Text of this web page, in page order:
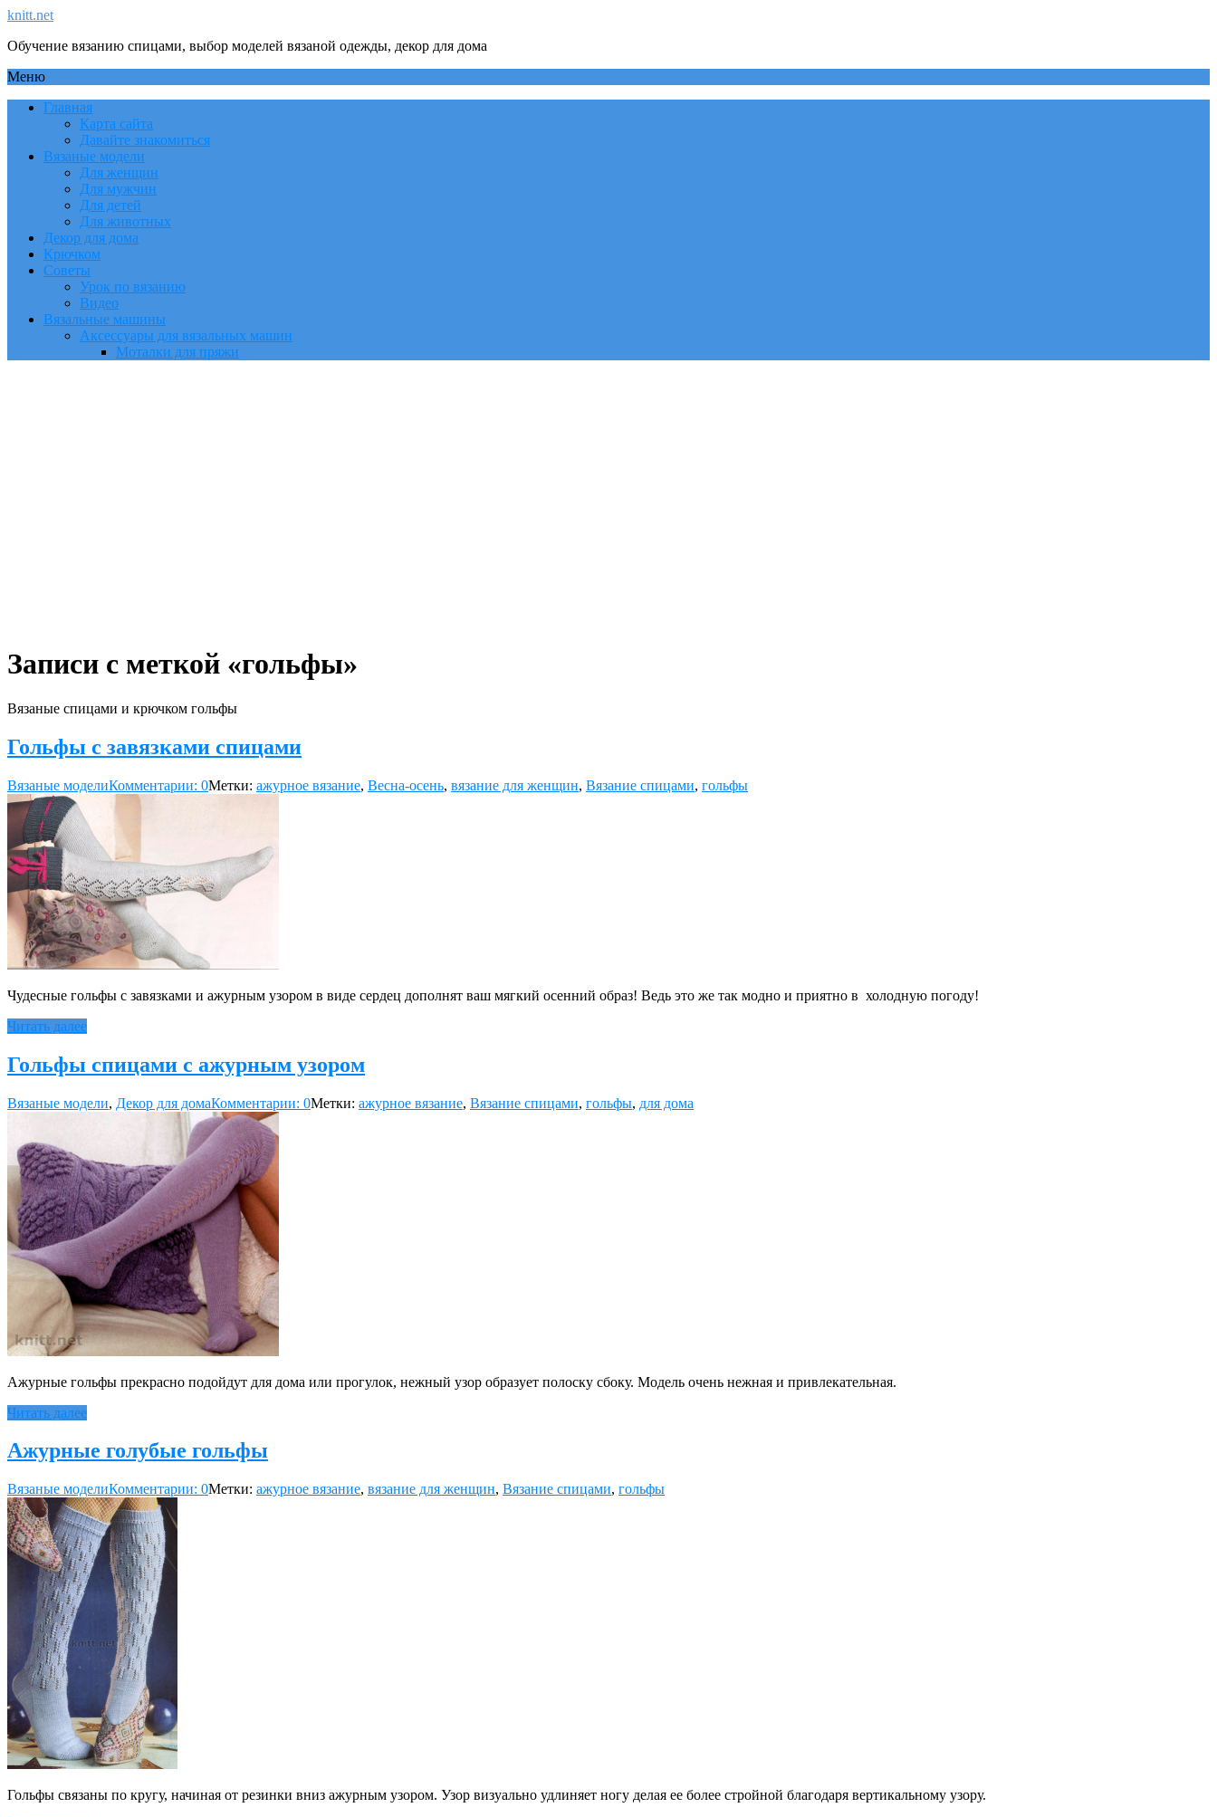
knitt.net
Обучение вязанию спицами, выбор моделей вязаной одежды, декор для дома
Меню
Главная
Карта сайта
Давайте знакомиться
Вязаные модели
Для женщин
Для мужчин
Для детей
Для животных
Декор для дома
Крючком
Советы
Урок по вязанию
Видео
Вязальные машины
Аксессуары для вязальных машин
Моталки для пряжи
Записи с меткой «гольфы»
Вязаные спицами и крючком гольфы
Гольфы с завязками спицами
Вязаные моделиКомментарии: 0Метки: ажурное вязание, Весна-осень, вязание для женщин, Вязание спицами, гольфы
Чудесные гольфы с завязками и ажурным узором в виде сердец дополнят ваш мягкий осенний образ! Ведь это же так модно и приятно в холодную погоду!
Читать далее
Гольфы спицами с ажурным узором
Вязаные модели, Декор для домаКомментарии: 0Метки: ажурное вязание, Вязание спицами, гольфы, для дома
Ажурные гольфы прекрасно подойдут для дома или прогулок, нежный узор образует полоску сбоку. Модель очень нежная и привлекательная.
Читать далее
Ажурные голубые гольфы
Вязаные моделиКомментарии: 0Метки: ажурное вязание, вязание для женщин, Вязание спицами, гольфы
Гольфы связаны по кругу, начиная от резинки вниз ажурным узором. Узор визуально удлиняет ногу делая ее более стройной благодаря вертикальному узору.